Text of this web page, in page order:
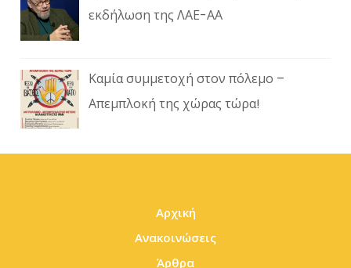
εκδήλωση της ΛΑΕ-ΑΑ
Καμία συμμετοχή στον πόλεμο –
Απεμπλοκή της χώρας τώρα!
Αρχική
Ανακοινώσεις
Άρθρα